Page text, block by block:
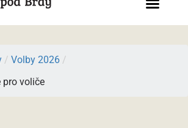
/ Volby 2026 /
pro voliče